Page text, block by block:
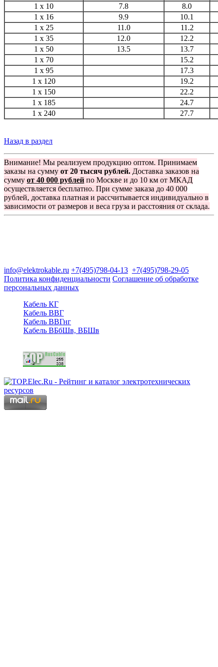
1 x 10
7.8
8.0
1 x 16
9.9
10.1
1 x 25
11.0
11.2
1 x 35
12.0
12.2
1 x 50
13.5
13.7
1 x 70
15.2
1 x 95
17.3
1 x 120
19.2
1 x 150
22.2
1 x 185
24.7
1 x 240
27.7
Назад в раздел
Внимание! Мы реализуем продукцию оптом. Принимаем
заказы на сумму от 20 тысяч рублей. Доставка заказов на
сумму от 40 000 рублей по Москве и до 10 км от МКАД
осуществляется бесплатно. При сумме заказа до 40 000
рублей, доставка платная и рассчитывается индивидуально в
зависимости от размеров и веса груза и расстояния от склада.
info@elektrokable.ru +7(495)798-04-13 +7(495)798-29-05
Политика конфиденциальности Соглашение об обработке
персональных данных
Кабель КГ
Кабель ВВГ
Кабель ВВГнг
Кабель ВБбШв, ВБШв